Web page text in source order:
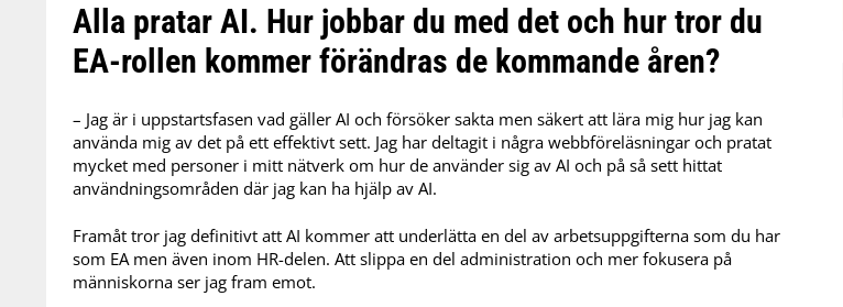
Alla pratar AI. Hur jobbar du med det och hur tror du
EA-rollen kommer förändras de kommande åren?
– Jag är i uppstartsfasen vad gäller AI och försöker sakta men säkert att lära mig hur jag kan
använda mig av det på ett effektivt sett. Jag har deltagit i några webbföreläsningar och pratat
mycket med personer i mitt nätverk om hur de använder sig av AI och på så sett hittat
användningsområden där jag kan ha hjälp av AI.
Framåt tror jag definitivt att AI kommer att underlätta en del av arbetsuppgifterna som du har
som EA men även inom HR-delen. Att slippa en del administration och mer fokusera på
människorna ser jag fram emot.